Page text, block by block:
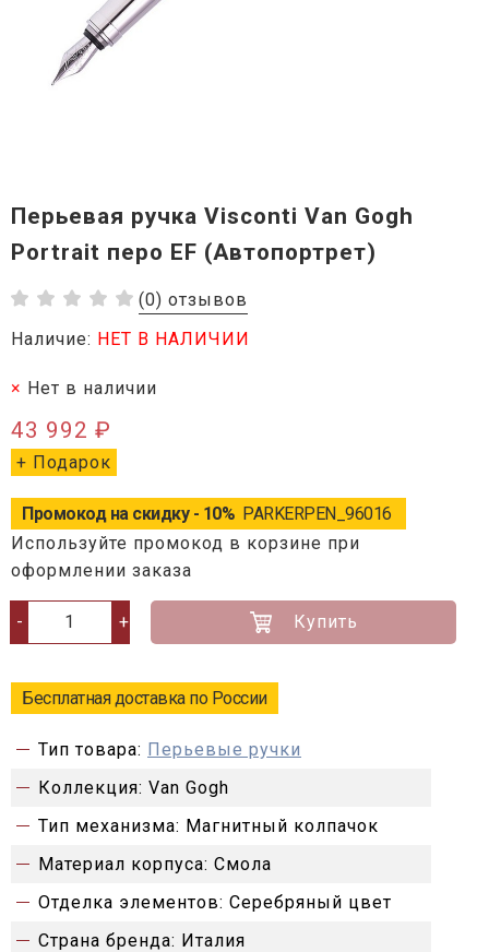
Перьевая ручка Visconti Van Gogh
Portrait перо EF (Автопортрет)
(0) отзывов
Наличие: НЕТ В НАЛИЧИИ
Нет в наличии
43 992 ₽
+ Подарок
Промокод на скидку - 10% PARKERPEN_96016
Используйте промокод в корзине при
оформлении заказа
- + Купить
Бесплатная доставка по России
Тип товара: Перьевые ручки
Коллекция: Van Gogh
Тип механизма: Магнитный колпачок
Материал корпуса: Смола
Отделка элементов: Серебряный цвет
Страна бренда: Италия